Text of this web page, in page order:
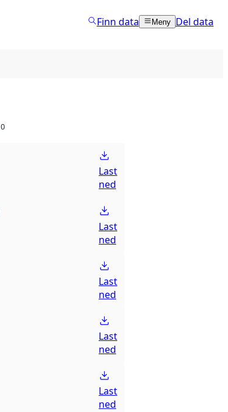
Finn data Meny Del data
0
Last
ned
Last
ned
Last
ned
Last
ned
Last
ned